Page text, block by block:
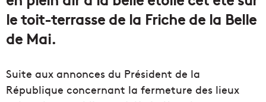
le toit-terrasse de la Friche de la Belle
de Mai.
Suite aux annonces du Président de la
République concernant la fermeture des lieux